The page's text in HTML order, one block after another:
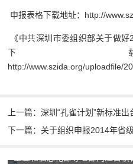
申报表格下载地址：http://
《中共深圳市委组织部关于做好
下
http://www.szida.org/uploadfile/
上一篇：深圳“孔雀计划”新标准
下一篇：关于组织申报2014年省